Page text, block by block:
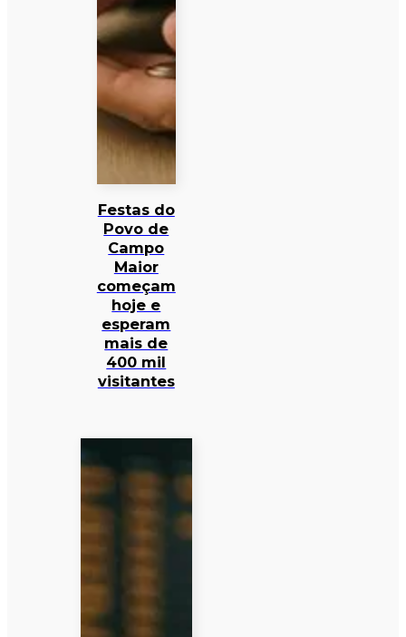
Festas do
Povo de
Campo
Maior
começam
hoje e
esperam
mais de
400 mil
visitantes